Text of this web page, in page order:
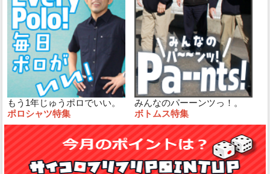
もう1年じゅうポロでいい。
ポロシャツ特集
みんなのパーーンツっ！。
ボトムス特集